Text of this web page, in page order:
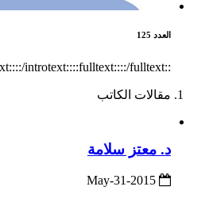
العدد 125
::cck::4511::/cck::::introtext::::/introtext::::fulltext::::/fulltext::
مقالات الكاتب
د. معتز سلامة